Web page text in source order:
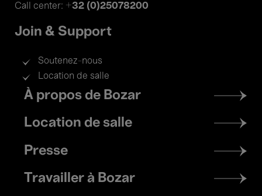
Call center: +32 (0)25078200
Join & Support
Soutenez-nous
Location de salle
Footer
menu
À propos de Bozar
Location de salle
Presse
Travailler à Bozar